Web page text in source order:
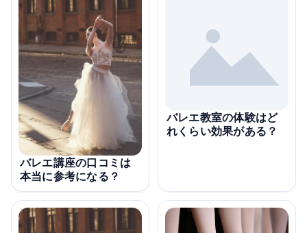
バレエ講座の口コミは
本当に参考になる？
バレエ教室の体験はど
れくらい効果がある？